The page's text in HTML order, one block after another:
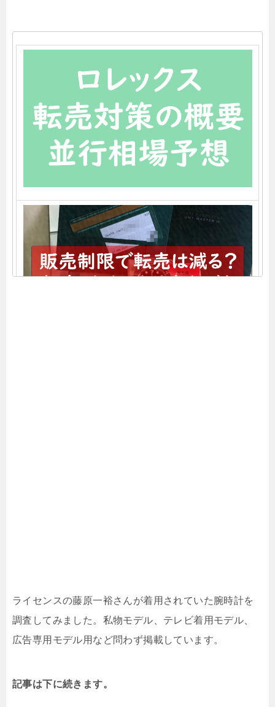
ライセンスの藤原一裕さんが着用されていた腕時計を
調査してみました。私物モデル、テレビ着用モデル、
広告専用モデル用など問わず掲載しています。
記事は下に続きます。